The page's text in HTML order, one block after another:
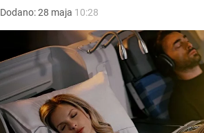
Dodano:28 maja 10:28